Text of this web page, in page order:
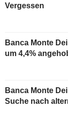
Vergessen
Banca Monte
um 4,4%
Banca Monte
Suche nach